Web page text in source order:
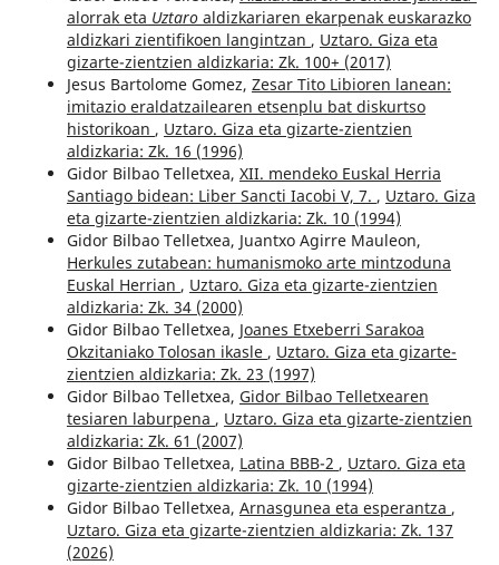
alorrak eta Uztaro aldizkariaren ekarpenak euskarazko
aldizkari zientifikoen langintzan , Uztaro. Giza eta
gizarte-zientzien aldizkaria: Zk. 100+ (2017)
Jesus Bartolome Gomez, Zesar Tito Libioren lanean:
imitazio eraldatzailearen etsenplu bat diskurtso
historikoan , Uztaro. Giza eta gizarte-zientzien
aldizkaria: Zk. 16 (1996)
Gidor Bilbao Telletxea, XII. mendeko Euskal Herria
Santiago bidean: Liber Sancti Iacobi V, 7. , Uztaro. Giza
eta gizarte-zientzien aldizkaria: Zk. 10 (1994)
Gidor Bilbao Telletxea, Juantxo Agirre Mauleon,
Herkules zutabean: humanismoko arte mintzoduna
Euskal Herrian , Uztaro. Giza eta gizarte-zientzien
aldizkaria: Zk. 34 (2000)
Gidor Bilbao Telletxea, Joanes Etxeberri Sarakoa
Okzitaniako Tolosan ikasle , Uztaro. Giza eta gizarte-
zientzien aldizkaria: Zk. 23 (1997)
Gidor Bilbao Telletxea, Gidor Bilbao Telletxearen
tesiaren laburpena , Uztaro. Giza eta gizarte-zientzien
aldizkaria: Zk. 61 (2007)
Gidor Bilbao Telletxea, Latina BBB-2 , Uztaro. Giza eta
gizarte-zientzien aldizkaria: Zk. 10 (1994)
Gidor Bilbao Telletxea, Arnasgunea eta esperantza ,
Uztaro. Giza eta gizarte-zientzien aldizkaria: Zk. 137
(2026)